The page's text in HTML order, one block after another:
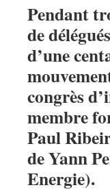
Pendant
de
d’une
congrès
membre
Paul
de Yann
Energie).